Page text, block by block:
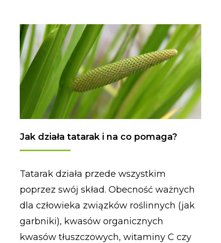
Jak działa tatarak i na co pomaga?
Tatarak działa przede wszystkim
poprzez swój skład. Obecność ważnych
dla człowieka związków roślinnych (jak
garbniki), kwasów organicznych
kwasów tłuszczowych, witaminy C czy